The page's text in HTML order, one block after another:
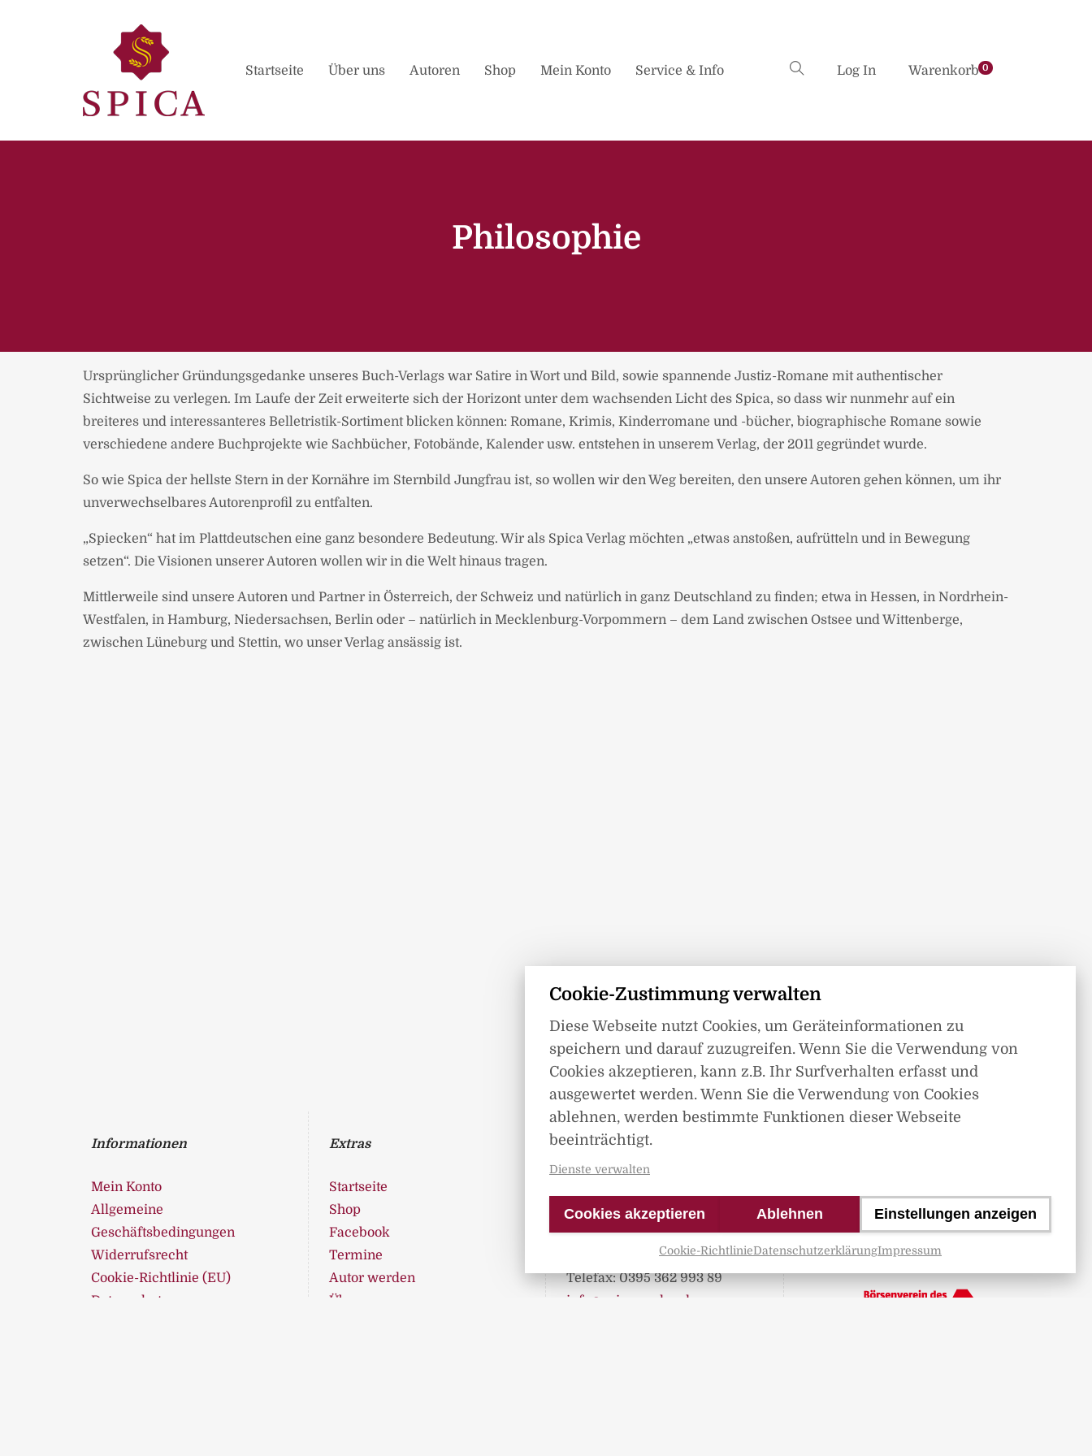
Cookie-Zustimmung verwalten
Diese Webseite nutzt Cookies, um Geräteinformationen zu
speichern und darauf zuzugreifen. Wenn Sie die Verwendung von
Cookies akzeptieren, kann z.B. Ihr Surfverhalten erfasst und
ausgewertet werden. Wenn Sie die Verwendung von Cookies
ablehnen, werden bestimmte Funktionen dieser Webseite
beeinträchtigt.
Dienste verwalten
Cookies akzeptieren Ablehnen Einstellungen anzeigen
Cookie-RichtlinieDatenschutzerklärungImpressum
Startseite Über uns Autoren Shop Mein Konto Service & Info Log In Warenkorb0
Philosophie
Ursprünglicher Gründungsgedanke unseres Buch-Verlags war Satire in Wort und Bild, sowie spannende Justiz-Romane mit authentischer
Sichtweise zu verlegen. Im Laufe der Zeit erweiterte sich der Horizont unter dem wachsenden Licht des Spica, so dass wir nunmehr auf ein
breiteres und interessanteres Belletristik-Sortiment blicken können: Romane, Krimis, Kinderromane und -bücher, biographische Romane sowie
verschiedene andere Buchprojekte wie Sachbücher, Fotobände, Kalender usw. entstehen in unserem Verlag, der 2011 gegründet wurde.
So wie Spica der hellste Stern in der Kornähre im Sternbild Jungfrau ist, so wollen wir den Weg bereiten, den unsere Autoren gehen können, um ihr
unverwechselbares Autorenprofil zu entfalten.
„Spiecken“ hat im Plattdeutschen eine ganz besondere Bedeutung. Wir als Spica Verlag möchten „etwas anstoßen, aufrütteln und in Bewegung
setzen“. Die Visionen unserer Autoren wollen wir in die Welt hinaus tragen.
Mittlerweile sind unsere Autoren und Partner in Österreich, der Schweiz und natürlich in ganz Deutschland zu finden; etwa in Hessen, in Nordrhein-
Westfalen, in Hamburg, Niedersachsen, Berlin oder – natürlich in Mecklenburg-Vorpommern – dem Land zwischen Ostsee und Wittenberge,
zwischen Lüneburg und Stettin, wo unser Verlag ansässig ist.
Informationen
Mein Konto
Allgemeine
Geschäftsbedingungen
Widerrufsrecht
Cookie-Richtlinie (EU)
Datenschutz
Extras
Startseite
Shop
Facebook
Termine
Autor werden
Über uns
Kontakt
Liepser Weg 8
17237 Blumenholz
Telefon: 0395 362 99 360
Telefax: 0395 362 993 89
info@spica-verlag.de